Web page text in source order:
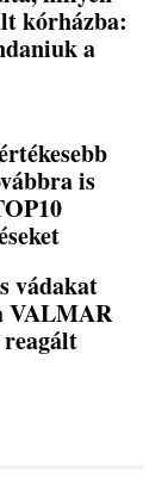
kórházba:
a
is
vádakat
VALMAR
reagált